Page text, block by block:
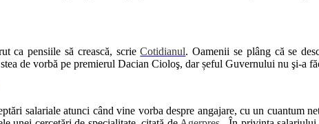
ca pensiile să crească, scrieCotidianul. Oamenii se plâng că se
de vorbă pe premierul Dacian Cioloş, dar șeful Guvernului nu şi-a
salariale atunci când vine vorba despre angajare, cu un cuantum